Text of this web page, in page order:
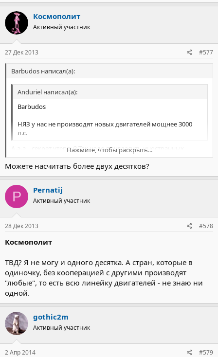
Космополит
Активный участник
27 Дек 2013 #577
Barbudos написал(а):
Anduriel написал(а):
Barbudos
НЯЗ у нас не производят новых двигателей мощнее 3000
л.с.
Нажмите, чтобы раскрыть...
А-а-а... секрет утерян? Так надо пригласить иностранных
специалистов, как при Петре Первом. А то фигня какая-то:
десятки стран без напруги штампуют любые ТВД, а у нас такой
позор! :grin:
Нажмите, чтобы раскрыть...
Можете насчитать более двух десятков?
P Pernatij
Активный участник
28 Дек 2013 #578
Космополит
ТВД? Я не могу и одного десятка. А стран, которые в
одиночку, без кооперацией с другими производят
"любые", то есть всю линейку двигателей - не знаю ни
одной.
gothic2m
Активный участник
2 Апр 2014 #579